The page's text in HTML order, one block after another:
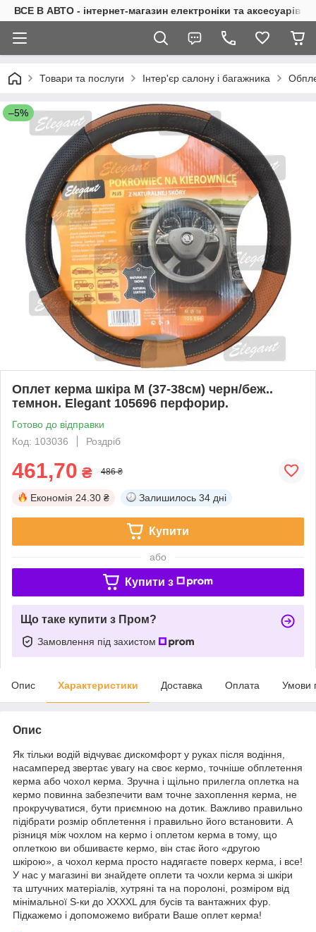
ВСЕ В АВТО - інтернет-магазин електроніки та аксесуарів в
Товари та послуги Інтер'єр салону і багажника
–5%
Оплет керма шкіра М (37-38см) черн/беж..
темнон. Elegant 105696 перфорир.
Готово до відправки
Код: 103036
Роздріб
461,70 ₴ 486 ₴
Економія 24.30 ₴ Залишилось 34 дні
Купити
або
Купити з
Що таке купити з Пром?
Замовлення під захистом
Опис Характеристики Доставка Оплата Умови
Опис
Як тільки водій відчуває дискомфорт у руках після водіння,
насамперед звертає увагу на своє кермо, точніше обплетення
керма або чохол керма. Зручна і щільно прилегла оплетка на
кермо повинна забезпечити вам точне захоплення керма, не
прокручуватися, бути приємною на дотик. Важливо правильно
підібрати розмір обплетення і правильно його встановити. А
різниця між чохлом на кермо і оплетом керма в тому, що
оплеткою ви обшиваєте кермо, він стає його «другою
шкірою», а чохол керма просто надягаєте поверх керма, і все!
У нас у магазині ви знайдете оплети та чохли керма зі шкіри
та штучних матеріалів, хутряні та на поролоні, розміром від
мінімальної S-ки до XXXXL для бусів та вантажних фур.
Підкажемо і допоможемо вибрати Ваше оплет керма!